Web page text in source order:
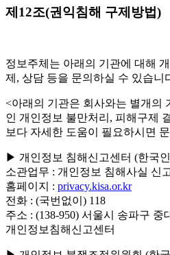
제12조(권익침해 구제방법)
정보주체는 아래의 기관에 대해
제, 상담 등을 문의하실 수 있습니
<아래의 기관은 회사와는 별개의
인 개인정보 불만처리, 피해구제
보다 자세한 도움이 필요하시면
▶ 개인정보 침해신고센터 (한국
소관업무 : 개인정보 침해사실 신
홈페이지
: privacy.kisa.or.kr
전화 : (국번없이) 118
주소 : (138-950) 서울시 송파구 중
개인정보침해신고센터